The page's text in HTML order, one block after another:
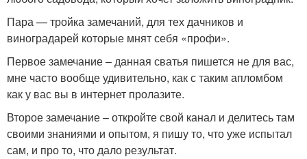
Пара — тройка замечаний, для тех дачников и
виноградарей которые мнят себя «профи».
Первое замечание – данная сватья пишется не для вас,
мне часто вообще удивительно, как с таким апломбом
как у вас вы в интернет пролазите.
Второе замечание – откройте свой канал и делитесь там
своими знаниями и опытом, я пишу то, что уже испытал
сам, и про то, что дало результат.